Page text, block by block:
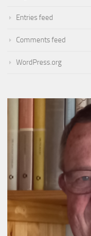
Entries feed
Comments feed
WordPress.org